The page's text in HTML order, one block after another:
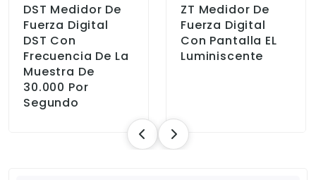
DST Medidor De
Fuerza Digital
DST Con
Frecuencia De La
Muestra De
30.000 Por
Segundo
ZT Medidor De
Fuerza Digital
Con Pantalla EL
Luminiscente